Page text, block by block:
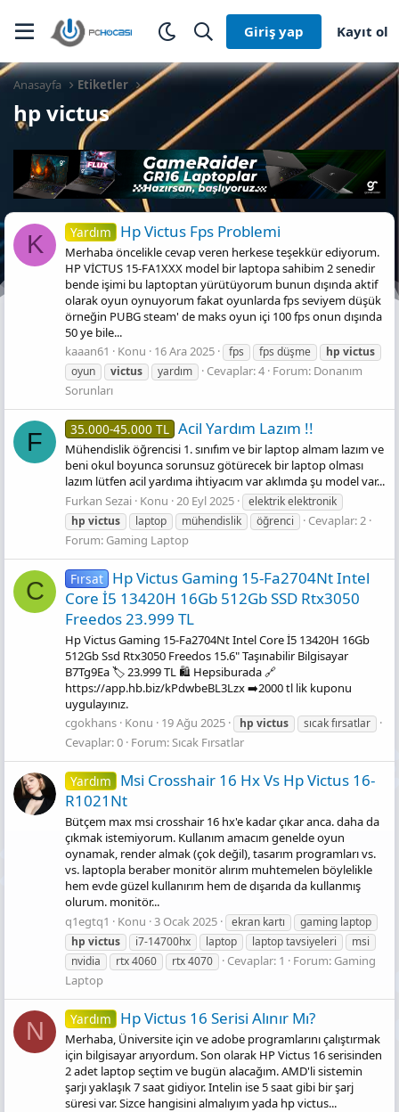
Giriş yap Kayıt ol
Anasayfa Etiketler
hp victus
K Yardım Hp Vi̇ctus Fps Problemi̇
Merhaba öncelikle cevap veren herkese teşekkür ediyorum.
HP VİCTUS 15-FA1XXX model bir laptopa sahibim 2 senedir
bende işimi bu laptoptan yürütüyorum bunun dışında aktif
olarak oyun oynuyorum fakat oyunlarda fps seviyem düşük
örneğin PUBG steam' de maks oyun içi 100 fps onun dışında
50 ye bile...
kaaan61
Konu 16 Ara 2025 fps fps düşme hp victus
oyun
victus yardım Cevaplar: 4 Forum: Donanım
Sorunları
F 35.000-45.000 TL Acil Yardım Lazım !!
Mühendislik öğrencisi 1. sınıfım ve bir laptop almam lazım ve
beni okul boyunca sorunsuz götürecek bir laptop olması
lazım lütfen acil yardıma ihtiyacım var aklımda şu model var...
Furkan Sezai Konu 20 Eyl 2025
elektrik elektronik
hp victus laptop mühendislik öğrenci
Cevaplar: 2
Forum: Gaming Laptop
C Fırsat Hp Victus Gaming 15-Fa2704Nt Intel
Core İ5 13420H 16Gb 512Gb SSD Rtx3050
Freedos 23.999 TL
Hp Victus Gaming 15-Fa2704Nt Intel Core İ5 13420H 16Gb
512Gb Ssd Rtx3050 Freedos 15.6" Taşınabilir Bilgisayar
B7Tg9Ea 🏷️ 23.999 TL 🛍️ Hepsiburada 🔗
https://app.hb.biz/kPdwbeBL3Lzx ➡️2000 tl lik kuponu
uygulayınız.
cgokhans Konu 19 Ağu 2025 hp victus sıcak fırsatlar
Cevaplar: 0 Forum:Sıcak Fırsatlar
Yardım
Msi Crosshair 16 Hx Vs Hp Victus 16-
R1021Nt
Bütçem max msi crosshair 16 hx'e kadar çıkar anca. daha da
çıkmak istemiyorum. Kullanım amacım genelde oyun
oynamak, render almak (çok değil), tasarım programları vs.
vs. laptopla beraber monitör alırım muhtemelen böylelikle
hem evde güzel kullanırım hem de dışarıda da kullanmış
olurum. monitör...
q1egtq1
Konu 3 Ocak 2025 ekran kartı
gaming laptop
hp victus i7-14700hx laptop laptop tavsiyeleri
msi
nvidia
rtx 4060 rtx 4070 Cevaplar: 1 Forum: Gaming
Laptop
N Yardım Hp Victus 16 Serisi Alınır Mı?
Merhaba, Üniversite için ve adobe programlarını çalıştırmak
için bilgisayar arıyordum. Son olarak HP Victus 16 serisinden
2 adet laptop seçtim ve bugün alacağım. AMD'li sistemin
şarjı yaklaşık 7 saat gidiyor. Intelin ise 5 saat gibi bir şarj
süresi var. Sizce hangisini almalıyım yada hp victus...